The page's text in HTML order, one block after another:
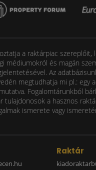
a raktárpiac
és magán
Az
megtudhatja mi pl.: egy
Fogalomtárunkból
a hasznos
ismerete vagy
Raktár